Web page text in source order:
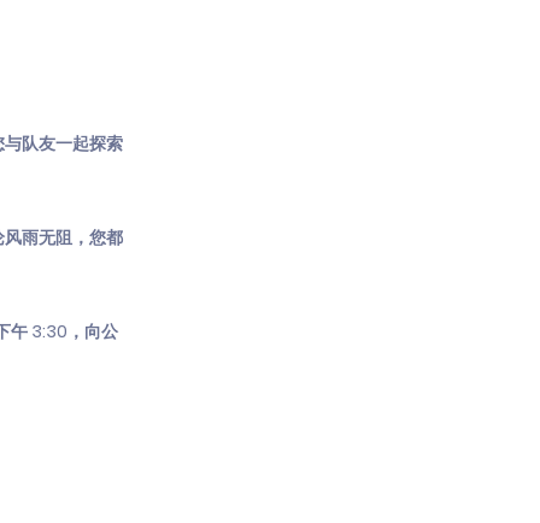
队友一起探索
雨无阻，您都
午 3:30，向公